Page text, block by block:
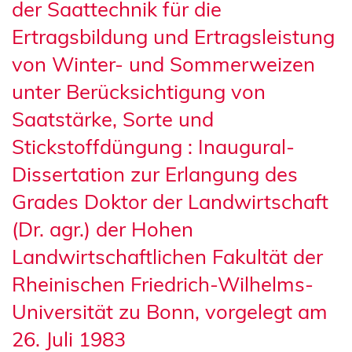
der Saattechnik für die
Ertragsbildung und Ertragsleistung
von Winter- und Sommerweizen
unter Berücksichtigung von
Saatstärke, Sorte und
Stickstoffdüngung : Inaugural-
Dissertation zur Erlangung des
Grades Doktor der Landwirtschaft
(Dr. agr.) der Hohen
Landwirtschaftlichen Fakultät der
Rheinischen Friedrich-Wilhelms-
Universität zu Bonn, vorgelegt am
26. Juli 1983